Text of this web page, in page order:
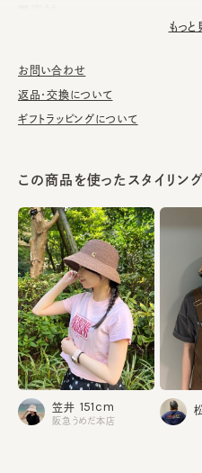
洗える和紙素材“Aqua
兼ね備えているので、紫外線対策
洗濯可能。洗うことにより風合い
※サイズ調節スベリ仕様（サイズ
可能性がございます。）
※手洗いの際は付属のアテンショ
素材 紙80% ポリエステル
生産国 made in Thailand
もっと
お問い合わせ
返品・交換について
ギフトラッピングについて
この商品を使ったスタイリング
笠井 151cm
阪急うめだ本店